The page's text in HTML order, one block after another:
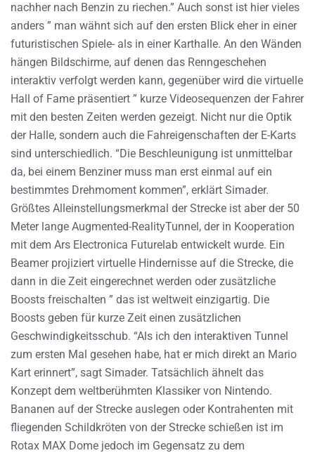
nachher nach Benzin zu riechen.” Auch sonst ist hier vieles
anders ” man wähnt sich auf den ersten Blick eher in einer
futuristischen Spiele- als in einer Karthalle. An den Wänden
hängen Bildschirme, auf denen das Renngeschehen
interaktiv verfolgt werden kann, gegenüber wird die virtuelle
Hall of Fame präsentiert ” kurze Videosequenzen der Fahrer
mit den besten Zeiten werden gezeigt. Nicht nur die Optik
der Halle, sondern auch die Fahreigenschaften der E-Karts
sind unterschiedlich. “Die Beschleunigung ist unmittelbar
da, bei einem Benziner muss man erst einmal auf ein
bestimmtes Drehmoment kommen”, erklärt Simader.
Größtes Alleinstellungsmerkmal der Strecke ist aber der 50
Meter lange Augmented-RealityTunnel, der in Kooperation
mit dem Ars Electronica Futurelab entwickelt wurde. Ein
Beamer projiziert virtuelle Hindernisse auf die Strecke, die
dann in die Zeit eingerechnet werden oder zusätzliche
Boosts freischalten ” das ist weltweit einzigartig. Die
Boosts geben für kurze Zeit einen zusätzlichen
Geschwindigkeitsschub. “Als ich den interaktiven Tunnel
zum ersten Mal gesehen habe, hat er mich direkt an Mario
Kart erinnert”, sagt Simader. Tatsächlich ähnelt das
Konzept dem weltberühmten Klassiker von Nintendo.
Bananen auf der Strecke auslegen oder Kontrahenten mit
fliegenden Schildkröten von der Strecke schießen ist im
Rotax MAX Dome jedoch im Gegensatz zu dem